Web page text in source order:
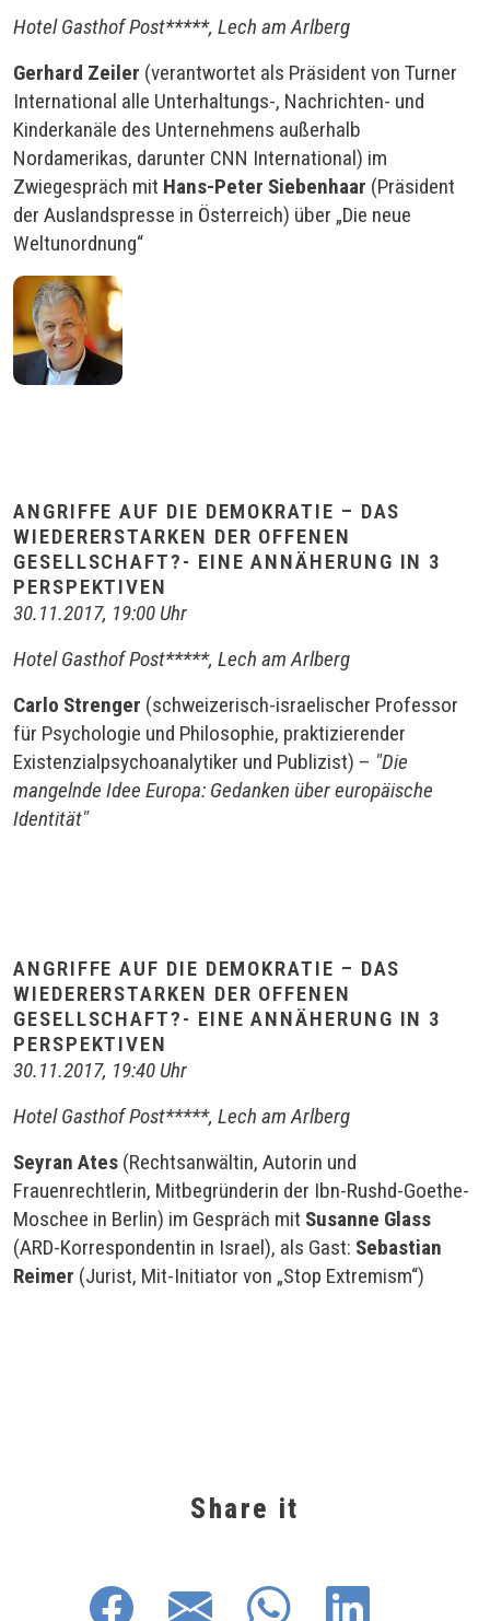
Hotel Gasthof Post*****, Lech am Arlberg
Gerhard Zeiler (verantwortet als Präsident von Turner
International alle Unterhaltungs-, Nachrichten- und
Kinderkanäle des Unternehmens außerhalb
Nordamerikas, darunter CNN International) im
Zwiegespräch mit Hans-Peter Siebenhaar (Präsident
der Auslandspresse in Österreich) über „Die neue
Weltunordnung“
ANGRIFFE AUF DIE DEMOKRATIE – DAS
WIEDERERSTARKEN DER OFFENEN
GESELLSCHAFT?- EINE ANNÄHERUNG IN 3
PERSPEKTIVEN
30.11.2017, 19:00 Uhr
Hotel Gasthof Post*****, Lech am Arlberg
Carlo Strenger (schweizerisch-israelischer Professor
für Psychologie und Philosophie, praktizierender
Existenzialpsychoanalytiker und Publizist) – "Die
mangelnde Idee Europa: Gedanken über europäische
Identität"
ANGRIFFE AUF DIE DEMOKRATIE – DAS
WIEDERERSTARKEN DER OFFENEN
GESELLSCHAFT?- EINE ANNÄHERUNG IN 3
PERSPEKTIVEN
30.11.2017, 19:40 Uhr
Hotel Gasthof Post*****, Lech am Arlberg
Seyran Ates (Rechtsanwältin, Autorin und
Frauenrechtlerin, Mitbegründerin der Ibn-Rushd-Goethe-
Moschee in Berlin) im Gespräch mit Susanne Glass
(ARD-Korrespondentin in Israel), als Gast: Sebastian
Reimer (Jurist, Mit-Initiator von „Stop Extremism“)
Share it